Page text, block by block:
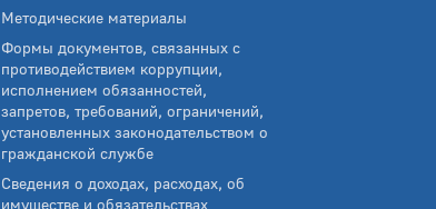
Методические материалы
Формы документов, связанных с
противодействием коррупции,
исполнением обязанностей,
запретов, требований, ограничений,
установленных законодательством о
гражданской службе
Сведения о доходах, расходах, об
имуществе и обязательствах